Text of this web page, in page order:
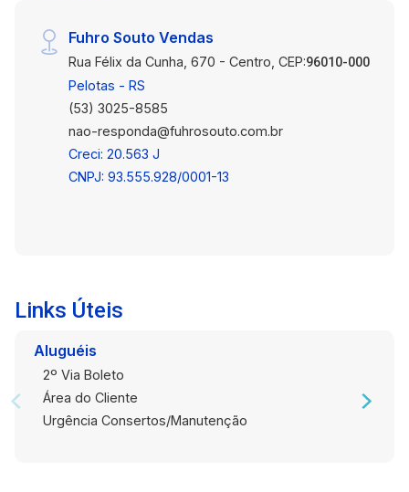
Fuhro Souto Vendas
Rua Félix da Cunha, 670 - Centro, CEP:96010-000
Pelotas - RS
(53) 3025-8585
nao-responda@fuhrosouto.com.br
Creci: 20.563 J
CNPJ: 93.555.928/0001-13
Links Úteis
Aluguéis
2º Via Boleto
Área do Cliente
Urgência Consertos/Manutenção